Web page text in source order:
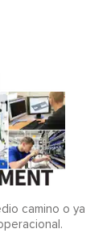
camino o ya